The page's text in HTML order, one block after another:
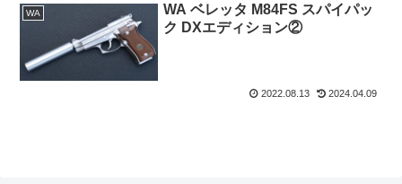
WA
WA ベレッタ M84FS スパイパッ
ク DXエディション②
2022.08.13 2024.04.09